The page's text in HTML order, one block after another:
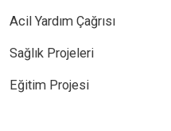
Acil Yardım Çağrısı
Sağlık Projeleri
Eğitim Projesi